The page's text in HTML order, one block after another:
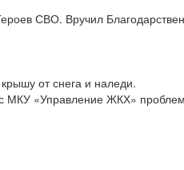
СВО. Вручил
от снега и наледи.
МКУ «Управление ЖКХ»